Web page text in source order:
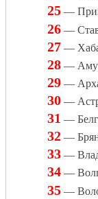
25 —
26 —
27 —
28 —
29 —
30 —
31 —
32 —
33 —
34 —
35 —